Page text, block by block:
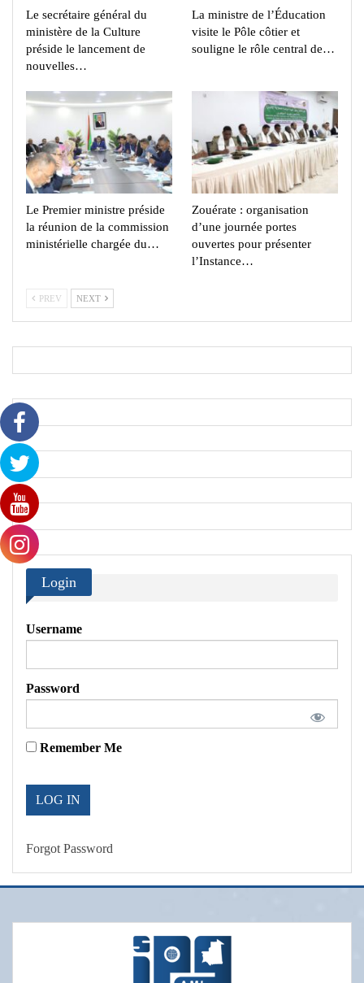
Le secrétaire général du
ministère de la Culture
préside le lancement de
nouvelles…
La ministre de l’Éducation
visite le Pôle côtier et
souligne le rôle central de…
Le Premier ministre préside
la réunion de la commission
ministérielle chargée du…
Zouérate : organisation
d’une journée portes
ouvertes pour présenter
l’Instance…
PREV NEXT
Login
Username
Password
Remember Me
Forgot Password